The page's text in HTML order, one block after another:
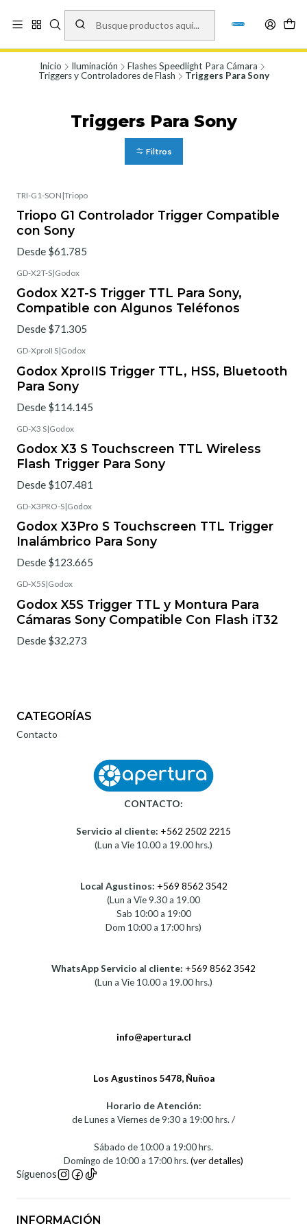
Vísita nuestro local en Los Agustinos 5478, Ñuñoa. Lunes a Viernes 9.30 a
19.00, Sábados 10:00 a 19:00 y Domingos de 10:00 a 17:00
Inicio Iluminación
Flashes Speedlight Para Cámara
Triggers y Controladores de Flash
Triggers Para Sony
Triggers Para Sony
Filtros
TRI-G1-SON |Triopo
Triopo G1 Controlador Trigger Compatible
con Sony
Desde $61.785
GD-X2T-S|Godox
Godox X2T-S Trigger TTL Para Sony,
Compatible con Algunos Teléfonos
Desde $71.305
GD-XproII S|Godox
Godox XproIIS Trigger TTL, HSS, Bluetooth
Para Sony
Desde $114.145
GD-X3 S|Godox
Godox X3 S Touchscreen TTL Wireless
Flash Trigger Para Sony
Desde $107.481
GD-X3PRO-S|Godox
Godox X3Pro S Touchscreen TTL Trigger
Inalámbrico Para Sony
Desde $123.665
GD-X5S|Godox
Godox X5S Trigger TTL y Montura Para
Cámaras Sony Compatible Con Flash iT32
Desde $32.273
CATEGORÍAS
Contacto
CONTACTO:
Servicio al cliente: +562 2502 2215
(Lun a Vie 10.00 a 19.00 hrs.)
Local Agustinos: +569 8562 3542
(Lun a Vie 9.30 a 19.00
Sab 10:00 a 19:00
Dom 10:00 a 17:00 hrs)
WhatsApp Servicio al cliente: +569 8562 3542
(Lun a Vie 10.00 a 19.00 hrs.)
info@apertura.cl
Los Agustinos 5478, Ñuñoa
Horario de Atención:
de Lunes a Viernes de 9:30 a 19:00 hrs. /
Sábado de 10:00 a 19:00 hrs.
Domingo de 10:00 a 17:00 hrs.(ver detalles)
Síguenos
INFORMACIÓN